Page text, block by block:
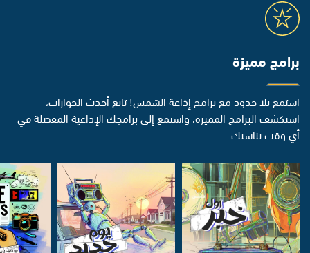
برامج مميزة
استمع بلا حدود مع برامج إذاعة الشمس! تابع أحدث الحوارات،
استكشف البرامج المميزة، واستمع إلى برامجك الإذاعية المفضلة في
أي وقت يناسبك.